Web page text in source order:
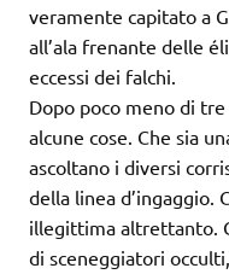
veramente capitato a
all’ala frenante delle
eccessi dei falchi.
Dopo poco meno di
alcune cose. Che sia
ascoltano i diversi
della linea d’ingaggio.
illegittima altrettanto.
di sceneggiatori